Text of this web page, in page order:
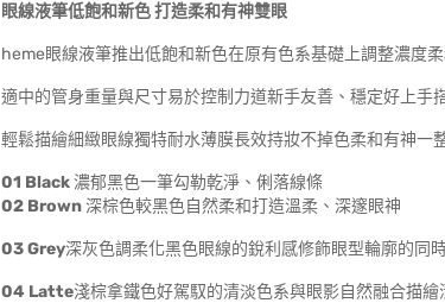
眼線液筆低飽和新色 打造柔和有神雙眼
heme眼線液筆推出低飽和新色在原有色系基礎上調整濃度
適中的管身重量與尺寸易於控制力道新手友善、穩定好上手
輕鬆描繪細緻眼線獨特耐水薄膜長效持妝不掉色柔和有神一
01 Black濃郁黑色一筆勾勒乾淨、俐落線條
02 Brown深棕色較黑色自然柔和打造溫柔、深邃眼神
03 Grey深灰色調柔化黑色眼線的銳利感修飾眼型輪廓的同
04 Latte淺棕拿鐵色好駕馭的清淡色系與眼影自然融合描繪